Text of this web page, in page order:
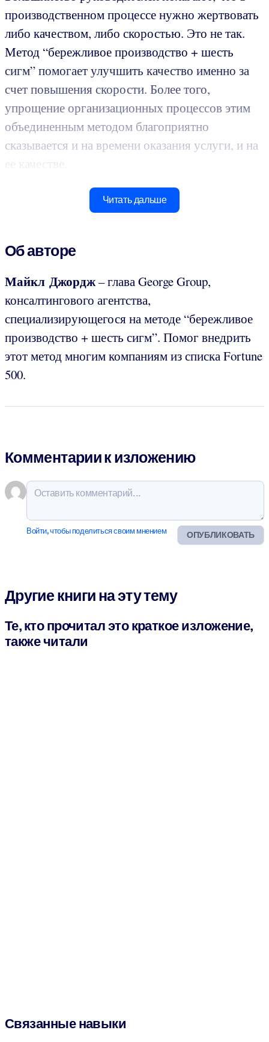
производственном процессе нужно жертвовать
либо качеством, либо скоростью. Это не так.
Метод “бережливое производство + шесть
сигм” помогает улучшить качество именно за
счет повышения скорости. Более того,
упрощение организационных процессов этим
объединенным методом благоприятно
сказывается и на времени оказания услуги, и на
Читать дальше
Об авторе
Майкл Джордж– глава George Group,
консалтингового агентства,
специализирующегося на методе “бережливое
производство + шесть сигм”. Помог внедрить
этот метод многим компаниям из списка Fortune
500.
Комментарии к изложению
ОПУБЛИКОВАТЬ
Войти, чтобы поделиться своим мнением
Другие книги на эту тему
Те, кто прочитал это краткое изложение,
также читали
Связанные навыки